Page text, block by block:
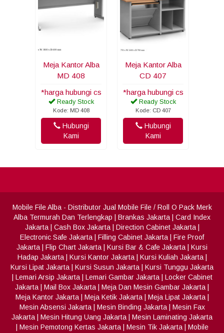
Meja Kantor Alba
MD 408
*harga hubungi cs
Ready Stock
Kode: MD 408
Hubungi
Kami
Meja Kantor Alba
CD 407
*harga hubungi cs
Ready Stock
Kode: CD 407
Hubungi
Kami
Mobile File Alba- Distributor Jual Mobile File / Roll O Pack Merk
Alba Termurah Dan Terlengkap
Brankas Jakarta| Card Index
Jakarta| Cash Box Jakarta| Direction Cabinet Jakarta|
Electronic Safe Jakarta| Filling Cabinet Jakarta| Fire Proof
Jakarta| Flip Chart Jakarta| Kursi Bar & Cafe Jakarta| Kursi
Hadap Jakarta| Kursi Kantor Jakarta| Kursi Kuliah Jakarta|
Kursi Lipat Jakarta| Kursi Susun Jakarta| Kursi Tunggu Jakarta
Lemari Arsip Jakarta| Lemari Gambar Jakarta| Locker Cabinet
Jakarta| Mail Box Jakarta| Meja Dan Mesin Gambar Jakarta|
Meja Kantor Jakarta| Meja Ketik Jakarta| Meja Lipat Jakarta|
Mesin Absensi Jakarta| Mesin Binding Jakarta| Mesin Fax
Jakarta| Mesin Hitung Uang Jakarta| Mesin Laminating Jakarta
Mesin Pemotong Kertas Jakarta| Mesin Tik Jakarta| Mobile